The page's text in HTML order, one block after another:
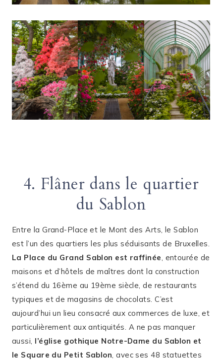
4. Flâner dans le quartier
du Sablon
Entre la Grand-Place et le Mont des Arts, le Sablon
est l’un des quartiers les plus séduisants de Bruxelles.
La Place du Grand Sablon est raffinée , entourée de
maisons et d’hôtels de maîtres dont la construction
s’étend du 16ème au 19ème siècle, de restaurants
typiques et de magasins de chocolats. C’est
aujourd’hui un lieu consacré aux commerces de luxe, et
particulièrement aux antiquités. A ne pas manquer
aussi, l’église gothique Notre-Dame du Sablon et
le Square du Petit Sablon , avec ses 48 statuettes